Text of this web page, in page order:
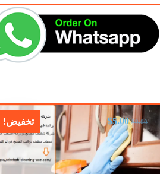
تخفيض! $9.00
$5.00